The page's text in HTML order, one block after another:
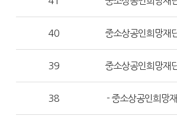
40 중소상공인희망재
39 중소상공인희망재
38 - 중소상공인희망